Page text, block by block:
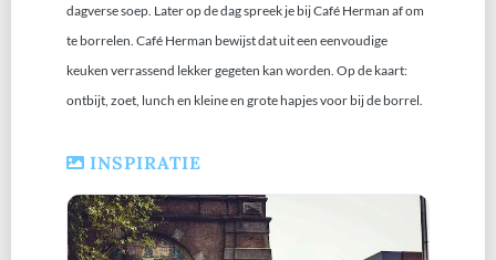
dagverse soep. Later op de dag spreek je bij Café Herman af om
te borrelen. Café Herman bewijst dat uit een eenvoudige
keuken verrassend lekker gegeten kan worden. Op de kaart:
ontbijt, zoet, lunch en kleine en grote hapjes voor bij de borrel.
INSPIRATIE